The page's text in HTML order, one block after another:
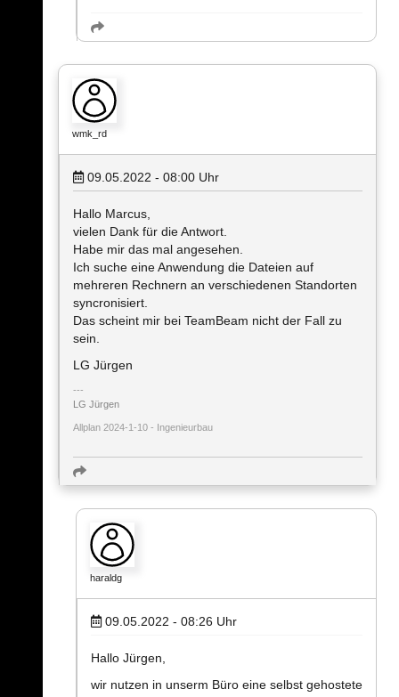
wmk_rd
09.05.2022 - 08:00 Uhr
Hallo Marcus,
vielen Dank für die Antwort.
Habe mir das mal angesehen.
Ich suche eine Anwendung die Dateien auf
mehreren Rechnern an verschiedenen Standorten
syncronisiert.
Das scheint mir bei TeamBeam nicht der Fall zu
sein.
LG Jürgen
LG Jürgen
Allplan 2024-1-10 - Ingenieurbau
haraldg
09.05.2022 - 08:26 Uhr
Hallo Jürgen,
wir nutzen in unserm Büro eine selbst gehostete